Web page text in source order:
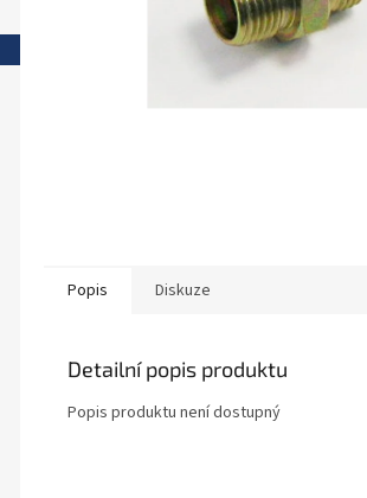
Popis Diskuze
Detailní popis produktu
Popis produktu není dostupný